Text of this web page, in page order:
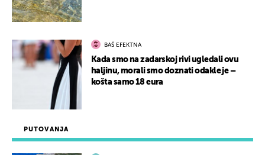
PUTOVANJA
BAŠ EFEKTNA
Kada smo na zadarskoj rivi ugledali ovu
haljinu, morali smo doznati odakle je –
košta samo 18 eura